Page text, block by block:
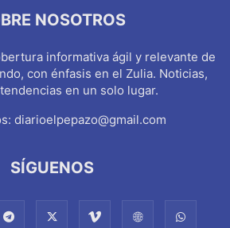
NOSOTROS
informativa ágil y relevante de
con énfasis en el Zulia. Noticias,
en un solo lugar.
diarioelpepazo@gmail.com
SÍGUENOS